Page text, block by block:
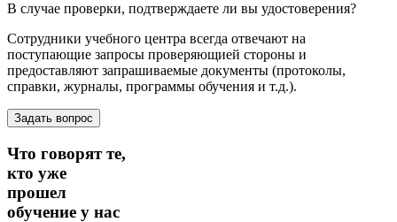
В случае проверки, подтверждаете ли вы удостоверения?
Сотрудники учебного центра всегда отвечают на
поступающие запросы проверяющией стороны и
предоставляют запрашиваемые документы (протоколы,
справки, журналы, программы обучения и т.д.).
Задать вопрос
Что говорят те,
кто уже
прошел
обучение у нас